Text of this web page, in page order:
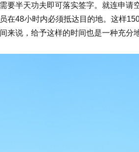
要半天功夫即可落实签字。就连申请
在48小时内必须抵达目的地。这样
来说，给予这样的时间也是一种充分